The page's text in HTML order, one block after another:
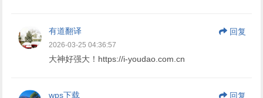
有道翻译 回复
2026-03-25 04:36:57
大神好强大！https://i-youdao.com.cn
wps下载 回复